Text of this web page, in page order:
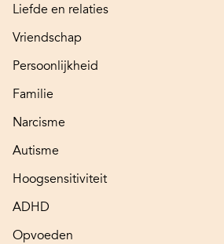
Liefde en relaties
Vriendschap
Persoonlijkheid
Familie
Narcisme
Autisme
Hoogsensitiviteit
ADHD
Opvoeden